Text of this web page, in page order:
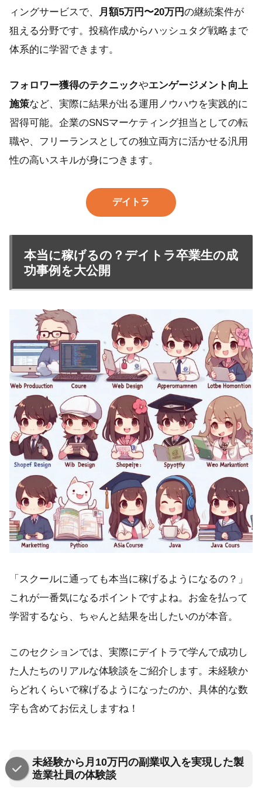
ィングサービスで、
月額5万円〜20万円の継続案件が
狙える分野です。投稿作成からハッシュタグ戦略まで
体系的に学習できます。
フォロワー獲得のテクニックやエンゲージメント向上
施策など、実際に結果が出る運用ノウハウを実践的に
習得可能。企業のSNSマーケティング担当としての転
職や、フリーランスとしての独立両方に活かせる汎用
性の高いスキルが身につきます。
デイトラ
本当に稼げるの？デイトラ卒業生の成
功事例を大公開
「スクールに通っても本当に稼げるようになるの？」
これが一番気になるポイントですよね。お金を払って
学習するなら、ちゃんと結果を出したいのが本音。
このセクションでは、実際にデイトラで学んで成功し
た人たちのリアルな体験談をご紹介します。未経験か
らどれくらいで稼げるようになったのか、具体的な数
字も含めてお伝えしますね！
未経験から月10万円の副業収入を実現した製
造業社員の体験談